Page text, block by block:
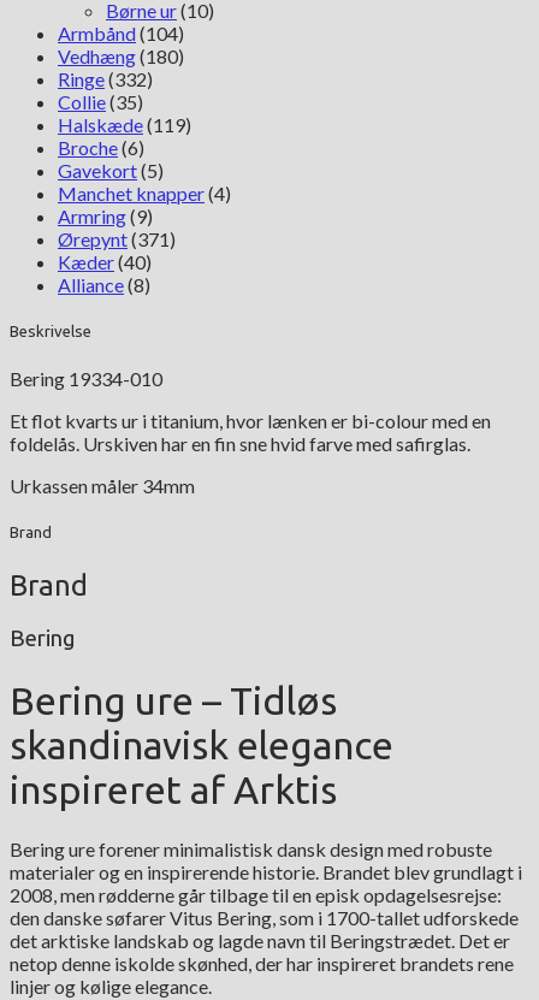
Børne ur(10)
Armbånd(104)
Vedhæng(180)
Ringe(332)
Collie(35)
Halskæde(119)
Broche(6)
Gavekort(5)
Manchet knapper(4)
Armring(9)
Ørepynt(371)
Kæder(40)
Alliance(8)
Beskrivelse
Bering 19334-010
Et flot kvarts ur i titanium, hvor lænken er bi-colour med en
foldelås. Urskiven har en fin sne hvid farve med safirglas.
Urkassen måler 34mm
Brand
Brand
Bering
Bering ure – Tidløs
skandinavisk elegance
inspireret af Arktis
Bering ure forener minimalistisk dansk design med robuste
materialer og en inspirerende historie. Brandet blev grundlagt i
2008, men rødderne går tilbage til en episk opdagelsesrejse:
den danske søfarer Vitus Bering, som i 1700-tallet udforskede
det arktiske landskab og lagde navn til Beringstrædet. Det er
netop denne iskolde skønhed, der har inspireret brandets rene
linjer og kølige elegance.